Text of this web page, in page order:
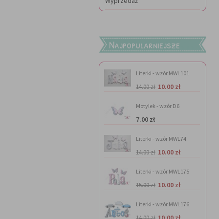
Najpopularniejsze
Literki - wzór MWL101
14.00 zł 10.00 zł
Motylek - wzór D6
7.00 zł
Literki - wzór MWL74
14.00 zł 10.00 zł
Literki - wzór MWL175
15.00 zł 10.00 zł
Literki - wzór MWL176
14.00 zł